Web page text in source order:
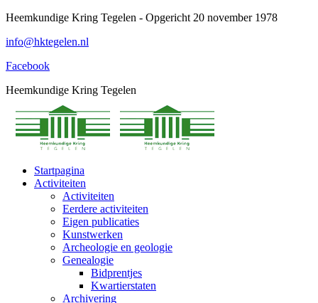
Spring
content
Heemkundige Kring Tegelen - Opgericht 20 november 1978
info@hktegelen.nl
Facebook
Heemkundige Kring Tegelen
Startpagina
Activiteiten
Activiteiten
Eerdere activiteiten
Eigen publicaties
Kunstwerken
Archeologie en geologie
Genealogie
Bidprentjes
Kwartierstaten
Archivering